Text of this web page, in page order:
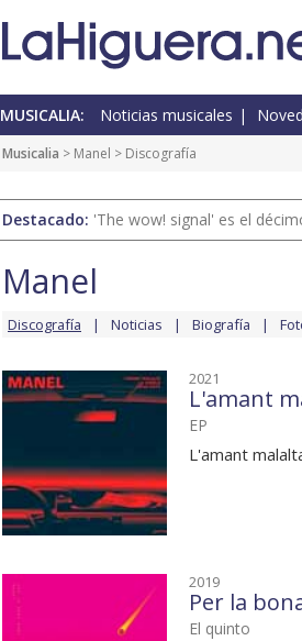
MUSICALIA: Noticias musicales
Musicalia > Manel > Discografía
Destacado: 'The wow! signal' es el
Manel
Discografía Noticias Biografía
2021
L'amant
EP
L'amant
2019
Per la
El quinto